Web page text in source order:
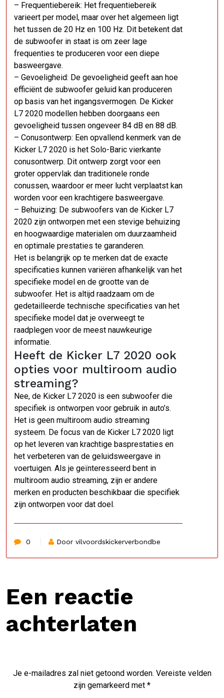
– Frequentiebereik: Het frequentiebereik
varieert per model, maar over het algemeen ligt
het tussen de 20 Hz en 100 Hz. Dit betekent dat
de subwoofer in staat is om zeer lage
frequenties te produceren voor een diepe
basweergave.
– Gevoeligheid: De gevoeligheid geeft aan hoe
efficiënt de subwoofer geluid kan produceren
op basis van het ingangsvermogen. De Kicker
L7 2020 modellen hebben doorgaans een
gevoeligheid tussen ongeveer 84 dB en 88 dB.
– Conusontwerp: Een opvallend kenmerk van de
Kicker L7 2020 is het Solo-Baric vierkante
conusontwerp. Dit ontwerp zorgt voor een
groter oppervlak dan traditionele ronde
conussen, waardoor er meer lucht verplaatst kan
worden voor een krachtigere basweergave.
– Behuizing: De subwoofers van de Kicker L7
2020 zijn ontworpen met een stevige behuizing
en hoogwaardige materialen om duurzaamheid
en optimale prestaties te garanderen.
Het is belangrijk op te merken dat de exacte
specificaties kunnen variëren afhankelijk van het
specifieke model en de grootte van de
subwoofer. Het is altijd raadzaam om de
gedetailleerde technische specificaties van het
specifieke model dat je overweegt te
raadplegen voor de meest nauwkeurige
informatie.
Heeft de Kicker L7 2020 ook
opties voor multiroom audio
streaming?
Nee, de Kicker L7 2020 is een subwoofer die
specifiek is ontworpen voor gebruik in auto’s.
Het is geen multiroom audio streaming
systeem. De focus van de Kicker L7 2020 ligt
op het leveren van krachtige basprestaties en
het verbeteren van de geluidsweergave in
voertuigen. Als je geïnteresseerd bent in
multiroom audio streaming, zijn er andere
merken en producten beschikbaar die specifiek
zijn ontworpen voor dat doel.
0 Door vilvoordskickerverbondbe
Een reactie
achterlaten
Je e-mailadres zal niet getoond worden. Vereiste velden
zijn gemarkeerd met *